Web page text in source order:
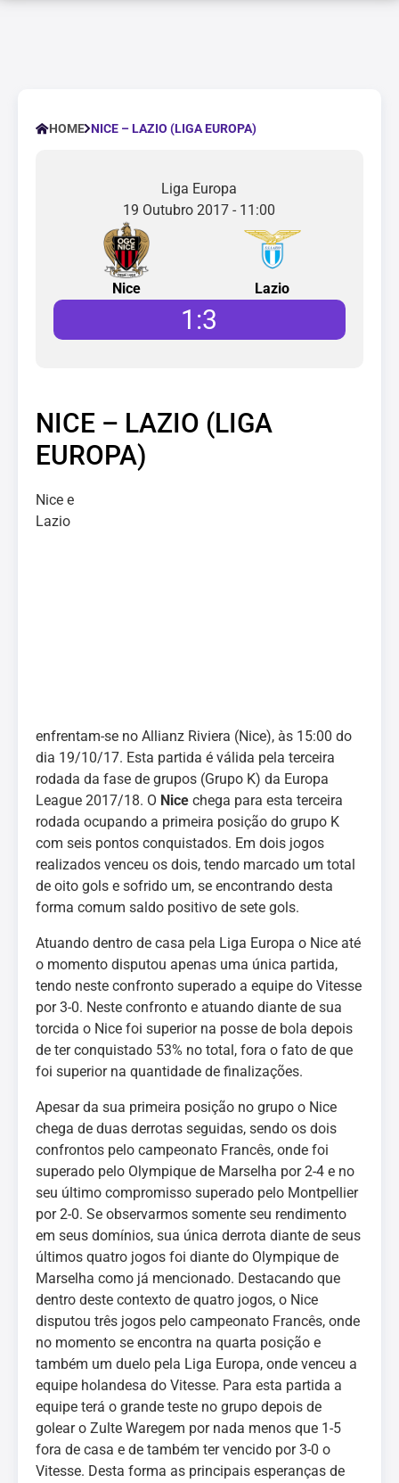
HOME NICE – LAZIO (LIGA EUROPA)
Liga Europa
19 Outubro 2017 - 11:00
Nice Lazio
1 :3
NICE – LAZIO (LIGA
EUROPA)
Nice e
Lazio
enfrentam-se no Allianz Riviera (Nice), às 15:00 do
dia 19/10/17. Esta partida é válida pela terceira
rodada da fase de grupos (Grupo K) da Europa
League 2017/18. O Nice chega para esta terceira
rodada ocupando a primeira posição do grupo K
com seis pontos conquistados. Em dois jogos
realizados venceu os dois, tendo marcado um total
de oito gols e sofrido um, se encontrando desta
forma comum saldo positivo de sete gols.
Atuando dentro de casa pela Liga Europa o Nice até
o momento disputou apenas uma única partida,
tendo neste confronto superado a equipe do Vitesse
por 3-0. Neste confronto e atuando diante de sua
torcida o Nice foi superior na posse de bola depois
de ter conquistado 53% no total, fora o fato de que
foi superior na quantidade de finalizações.
Apesar da sua primeira posição no grupo o Nice
chega de duas derrotas seguidas, sendo os dois
confrontos pelo campeonato Francês, onde foi
superado pelo Olympique de Marselha por 2-4 e no
seu último compromisso superado pelo Montpellier
por 2-0. Se observarmos somente seu rendimento
em seus domínios, sua única derrota diante de seus
últimos quatro jogos foi diante do Olympique de
Marselha como já mencionado. Destacando que
dentro deste contexto de quatro jogos, o Nice
disputou três jogos pelo campeonato Francês, onde
no momento se encontra na quarta posição e
também um duelo pela Liga Europa, onde venceu a
equipe holandesa do Vitesse. Para esta partida a
equipe terá o grande teste no grupo depois de
golear o Zulte Waregem por nada menos que 1-5
fora de casa e de também ter vencido por 3-0 o
Vitesse. Desta forma as principais esperanças de